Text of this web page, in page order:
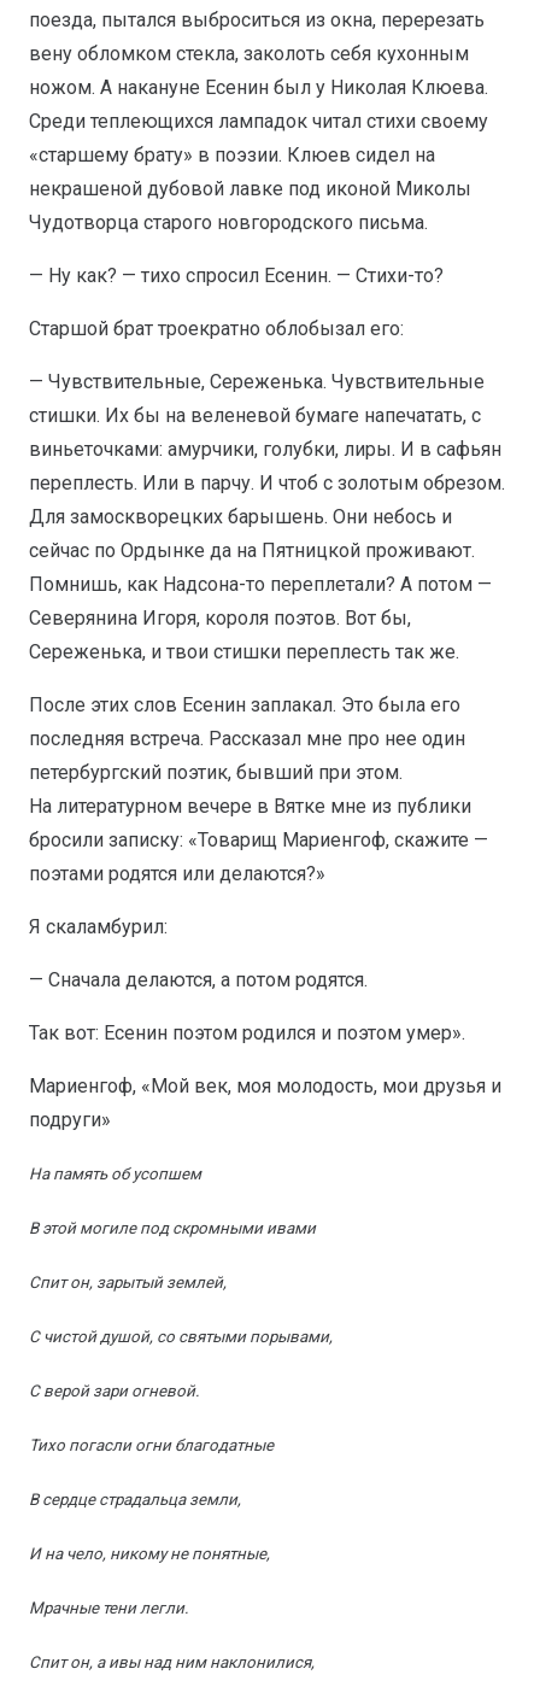
поезда, пытался выброситься из окна, перерезать
вену обломком стекла, заколоть себя кухонным
ножом. А накануне Есенин был у Николая Клюева.
Среди теплеющихся лампадок читал стихи своему
«старшему брату» в поэзии. Клюев сидел на
некрашеной дубовой лавке под иконой Миколы
Чудотворца старого новгородского письма.
— Ну как? — тихо спросил Есенин. — Стихи-то?
Старшой брат троекратно облобызал его:
— Чувствительные, Сереженька. Чувствительные
стишки. Их бы на веленевой бумаге напечатать, с
виньеточками: амурчики, голубки, лиры. И в сафьян
переплесть. Или в парчу. И чтоб с золотым обрезом.
Для замоскворецких барышень. Они небось и
сейчас по Ордынке да на Пятницкой проживают.
Помнишь, как Надсона-то переплетали? А потом —
Северянина Игоря, короля поэтов. Вот бы,
Сереженька, и твои стишки переплесть так же.
После этих слов Есенин заплакал. Это была его
последняя встреча. Рассказал мне про нее один
петербургский поэтик, бывший при этом.
На литературном вечере в Вятке мне из публики
бросили записку: «Товарищ Мариенгоф, скажите —
поэтами родятся или делаются?»
Я скаламбурил:
— Сначала делаются, а потом родятся.
Так вот: Есенин поэтом родился и поэтом умер».
Мариенгоф, «Мой век, моя молодость, мои друзья и
подруги»
На память об усопшем
В этой могиле под скромными ивами
Спит он, зарытый землей,
С чистой душой, со святыми порывами,
С верой зари огневой.
Тихо погасли огни благодатные
В сердце страдальца земли,
И на чело, никому не понятные,
Мрачные тени легли.
Спит он, а ивы над ним наклонилися,